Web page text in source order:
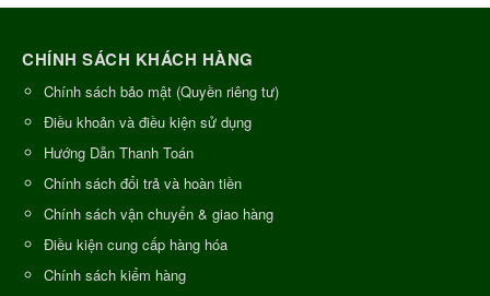
CHÍNH SÁCH KHÁCH HÀNG
Chính sách bảo mật (Quyền riêng tư)
Điều khoản và điều kiện sử dụng
Hướng Dẫn Thanh Toán
Chính sách đổi trả và hoàn tiền
Chính sách vận chuyển & giao hàng
Điều kiện cung cấp hàng hóa
Chính sách kiểm hàng